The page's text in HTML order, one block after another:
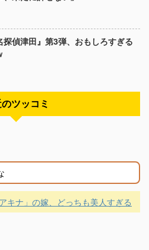
探偵津田』第3弾、おもしろすぎる
ツッコミ
キナ」の嫁、どっちも美人すぎる